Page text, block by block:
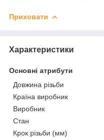
Приховати
Характеристики
Основні атрибути
Довжина різьби
Країна виробник
Виробник
Стан
Крок різьби (мм)